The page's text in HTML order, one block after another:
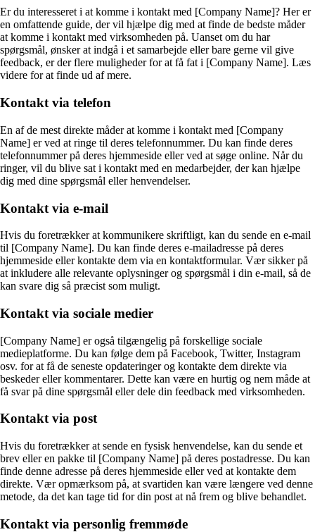
Er du interesseret i at komme i kontakt med [Company Name]? Her er
en omfattende guide, der vil hjælpe dig med at finde de bedste måder
at komme i kontakt med virksomheden på. Uanset om du har
spørgsmål, ønsker at indgå i et samarbejde eller bare gerne vil give
feedback, er der flere muligheder for at få fat i [Company Name]. Læs
videre for at finde ud af mere.
Kontakt via telefon
En af de mest direkte måder at komme i kontakt med [Company
Name] er ved at ringe til deres telefonnummer. Du kan finde deres
telefonnummer på deres hjemmeside eller ved at søge online. Når du
ringer, vil du blive sat i kontakt med en medarbejder, der kan hjælpe
dig med dine spørgsmål eller henvendelser.
Kontakt via e-mail
Hvis du foretrækker at kommunikere skriftligt, kan du sende en e-mail
til [Company Name]. Du kan finde deres e-mailadresse på deres
hjemmeside eller kontakte dem via en kontaktformular. Vær sikker på
at inkludere alle relevante oplysninger og spørgsmål i din e-mail, så de
kan svare dig så præcist som muligt.
Kontakt via sociale medier
[Company Name] er også tilgængelig på forskellige sociale
medieplatforme. Du kan følge dem på Facebook, Twitter, Instagram
osv. for at få de seneste opdateringer og kontakte dem direkte via
beskeder eller kommentarer. Dette kan være en hurtig og nem måde at
få svar på dine spørgsmål eller dele din feedback med virksomheden.
Kontakt via post
Hvis du foretrækker at sende en fysisk henvendelse, kan du sende et
brev eller en pakke til [Company Name] på deres postadresse. Du kan
finde denne adresse på deres hjemmeside eller ved at kontakte dem
direkte. Vær opmærksom på, at svartiden kan være længere ved denne
metode, da det kan tage tid for din post at nå frem og blive behandlet.
Kontakt via personlig fremmøde